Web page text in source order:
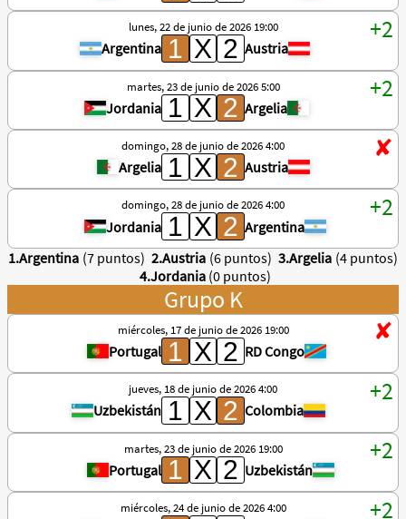
lunes, 22 de junio de 2026 19:00
Argentina Austria
martes, 23 de junio de 2026 5:00
Jordania Argelia
domingo, 28 de junio de 2026 4:00
Argelia Austria
domingo, 28 de junio de 2026 4:00
Jordania
Argentina
1.Argentina (7 puntos) 2.Austria (6 puntos) 3.Argelia (4 puntos)
4.Jordania (0 puntos)
Grupo K
miércoles, 17 de junio de 2026 19:00
Portugal RD Congo
jueves, 18 de junio de 2026 4:00
Uzbekistán Colombia
martes, 23 de junio de 2026 19:00
Portugal Uzbekistán
miércoles, 24 de junio de 2026 4:00